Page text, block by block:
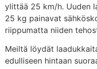
ylittää 25 km/h. Uuden
25 kg painavat
riippumatta niiden
Meiltä löydät
edulliseen hintaan